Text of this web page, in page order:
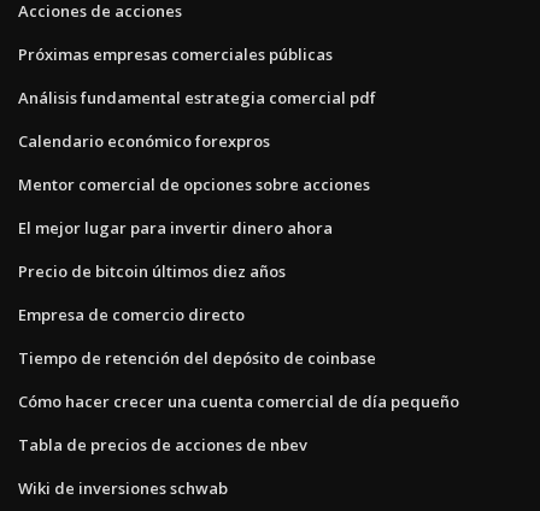
Acciones de acciones
Próximas empresas comerciales públicas
Análisis fundamental estrategia comercial pdf
Calendario económico forexpros
Mentor comercial de opciones sobre acciones
El mejor lugar para invertir dinero ahora
Precio de bitcoin últimos diez años
Empresa de comercio directo
Tiempo de retención del depósito de coinbase
Cómo hacer crecer una cuenta comercial de día pequeño
Tabla de precios de acciones de nbev
Wiki de inversiones schwab